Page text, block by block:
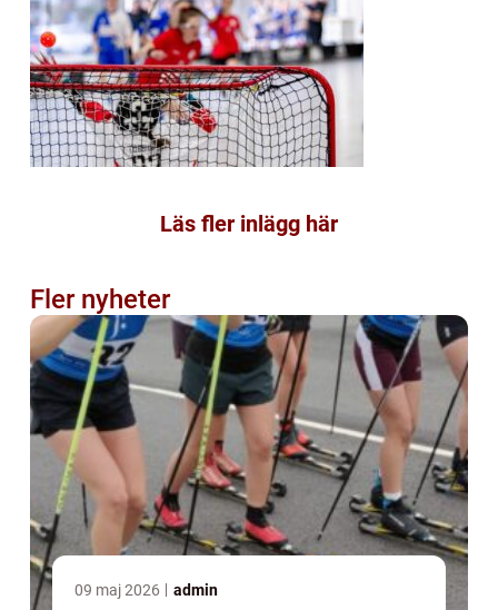
Läs fler inlägg här
Fler nyheter
09 maj 2026 admin